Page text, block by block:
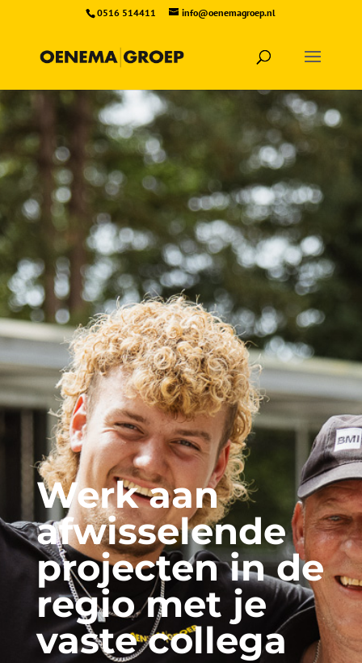
0516 514411 info@oenemagroep.nl
Werk aan
afwisselende
projecten in de
regio met je
vaste collega